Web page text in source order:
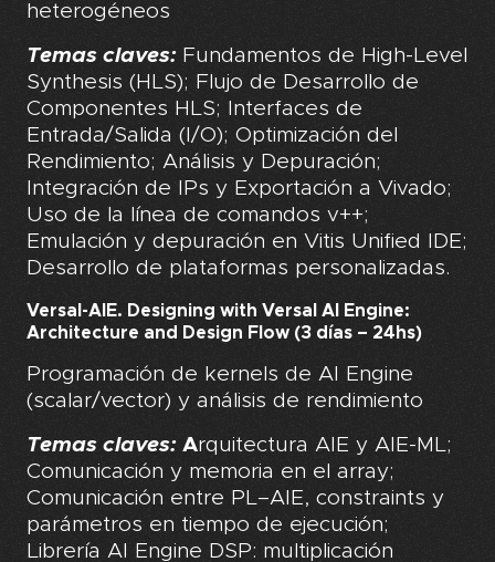
heterogéneos
Temas claves: Fundamentos de High-Level
Synthesis (HLS); Flujo de Desarrollo de
Componentes HLS; Interfaces de
Entrada/Salida (I/O); Optimización del
Rendimiento; Análisis y Depuración;
Integración de IPs y Exportación a Vivado;
Uso de la línea de comandos v++;
Emulación y depuración en Vitis Unified IDE;
Desarrollo de plataformas personalizadas.
Versal-AIE. Designing with Versal AI Engine:
Architecture and Design Flow (3 días – 24hs)
Programación de kernels de AI Engine
(scalar/vector) y análisis de rendimiento
Temas claves: Arquitectura AIE y AIE-ML;
Comunicación y memoria en el array;
Comunicación entre PL–AIE, constraints y
parámetros en tiempo de ejecución;
Librería AI Engine DSP: multiplicación